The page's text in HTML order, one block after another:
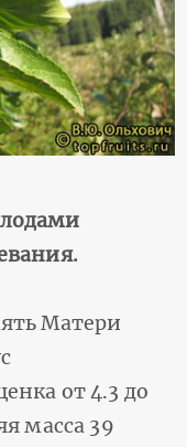
Матери
от 4.3 до
масса 39